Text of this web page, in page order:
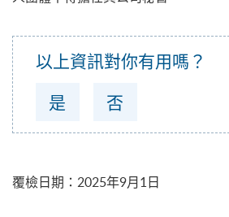
以上資訊對你有用嗎？
是
否
覆檢日期 ： 2025年9月1日